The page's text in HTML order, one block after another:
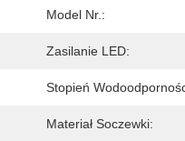
Model Nr.:
Zasilanie LED:
Stopień
Materiał Soczewki: